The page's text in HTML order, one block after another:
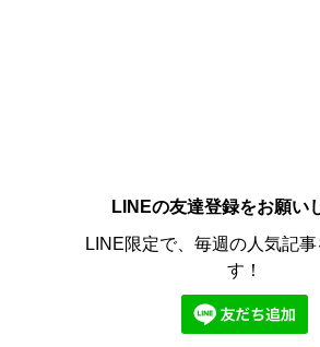
LINEの友達登録をお願い
LINE限定で、毎週の人気記事
す！